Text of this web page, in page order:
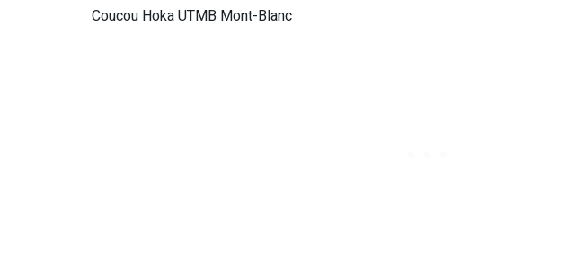
Coucou Hoka UTMB Mont-Blanc